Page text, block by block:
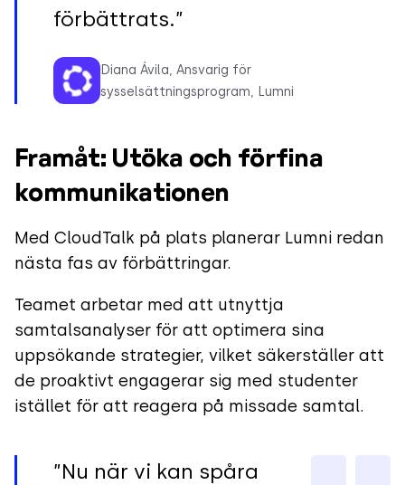
förbättrats.”
Diana Ávila, Ansvarig för
sysselsättningsprogram, Lumni
Framåt: Utöka och förfina
kommunikationen
Med CloudTalk på plats planerar Lumni redan
nästa fas av förbättringar.
Teamet arbetar med att utnyttja
samtalsanalyser för att optimera sina
uppsökande strategier, vilket säkerställer att
de proaktivt engagerar sig med studenter
istället för att reagera på missade samtal.
”Nu när vi kan spåra